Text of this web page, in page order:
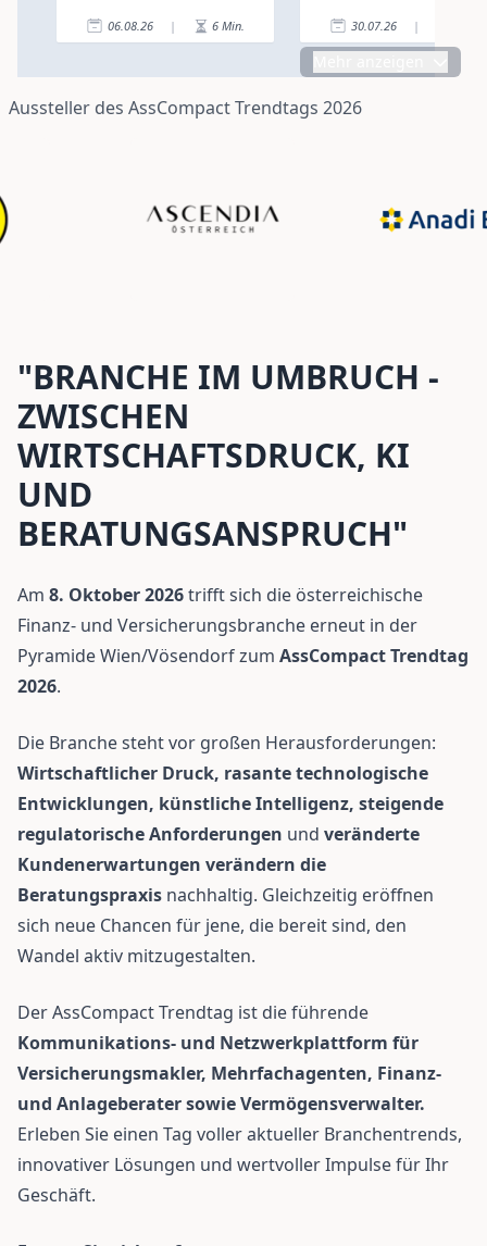
06.08.26 | 6 Min. 30.07.26 |
Aussteller des AssCompact Trendtags 2026
"BRANCHE IM UMBRUCH -
ZWISCHEN
WIRTSCHAFTSDRUCK, KI
UND
BERATUNGSANSPRUCH"
Am 8. Oktober 2026trifft sich die österreichische
Finanz- und Versicherungsbranche erneut in der
Pyramide Wien/Vösendorf zum AssCompact Trendtag
2026.
Die Branche steht vor großen Herausforderungen:
Wirtschaftlicher Druck, rasante technologische
Entwicklungen, künstliche Intelligenz, steigende
regulatorische Anforderungen und veränderte
Kundenerwartungen verändern die
Beratungspraxis nachhaltig. Gleichzeitig eröffnen
sich neue Chancen für jene, die bereit sind, den
Wandel aktiv mitzugestalten.
Der AssCompact Trendtag ist die führende
Kommunikations- und Netzwerkplattform für
Versicherungsmakler, Mehrfachagenten, Finanz-
und Anlageberater sowie Vermögensverwalter.
Erleben Sie einen Tag voller aktueller Branchentrends,
innovativer Lösungen und wertvoller Impulse für Ihr
Geschäft.